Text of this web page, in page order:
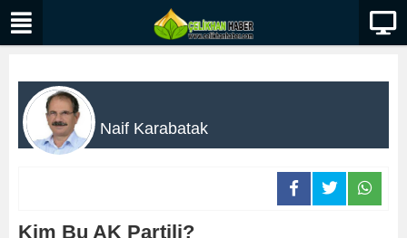
Naif Karabatak
Kim Bu AK Partili?